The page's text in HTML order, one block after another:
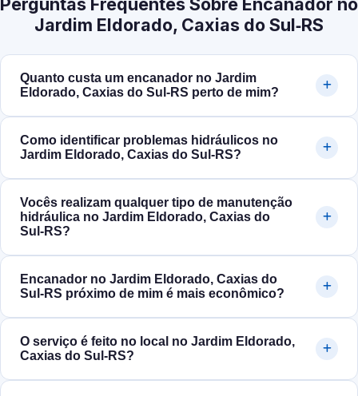
Jardim Eldorado, Caxias do Sul‑RS
Quanto custa um encanador no Jardim
Eldorado, Caxias do Sul‑RS perto de mim?
Como identificar problemas hidráulicos no
Jardim Eldorado, Caxias do Sul‑RS?
Vocês realizam qualquer tipo de manutenção
hidráulica no Jardim Eldorado, Caxias do
Sul‑RS?
Encanador no Jardim Eldorado, Caxias do
Sul‑RS próximo de mim é mais econômico?
O serviço é feito no local no Jardim Eldorado,
Caxias do Sul‑RS?